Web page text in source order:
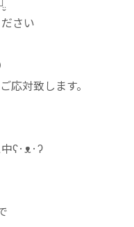
さい
応対致します。
ʕ·ᴥ·ʔ